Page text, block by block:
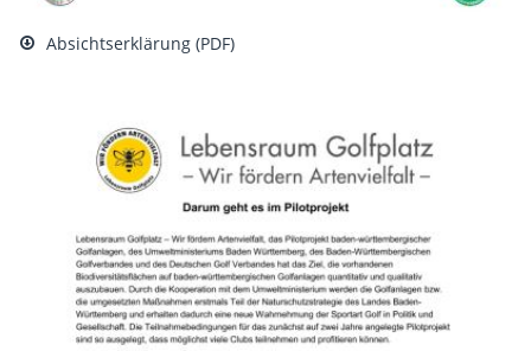
Absichtserklärung (PDF)